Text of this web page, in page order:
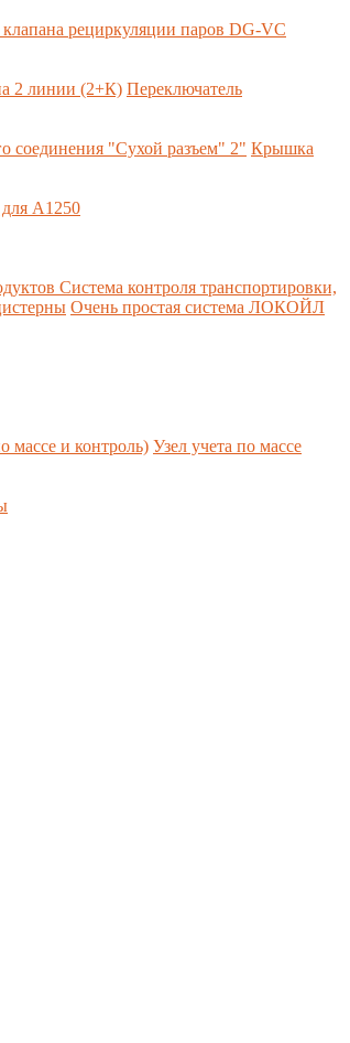
рециркуляции паров DG-VC
2 линии (2+К) Переключатель
соединения "Сухой разъем" 2" Крышка
А1250
Система контроля транспортировки,
Очень простая система ЛОКОЙЛ
массе и контроль) Узел учета по массе